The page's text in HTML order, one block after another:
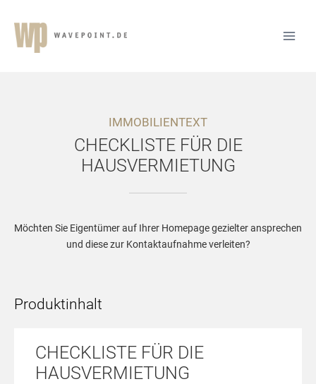
IMMOBILIENTEXT
CHECKLISTE FÜR DIE
HAUSVERMIETUNG
Möchten Sie Eigentümer auf Ihrer Homepage gezielter ansprechen
und diese zur Kontaktaufnahme verleiten?
Produktinhalt
CHECKLISTE FÜR DIE
HAUSVERMIETUNG